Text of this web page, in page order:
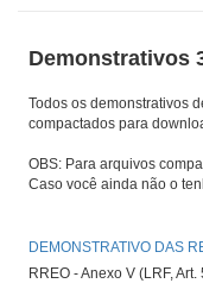
Demonstrativos
Todos os demonstrativos
compactados para
OBS: Para arquivos
Caso você ainda não o
DEMONSTRATIVO DAS
RREO - Anexo V (LRF,